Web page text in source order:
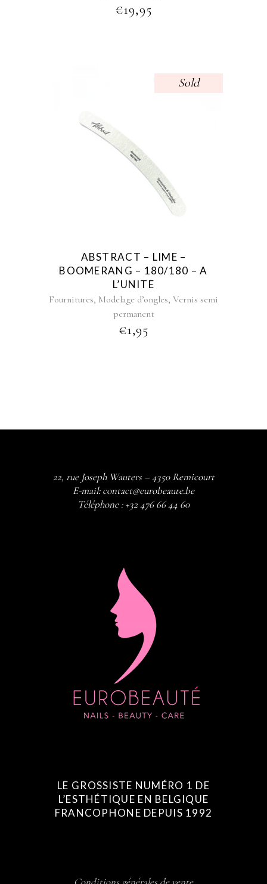
€19,95
Sold
ABSTRACT – LIME –
BOOMERANG – 180/180 – A
L’UNITE
Fournitures, Modelage d’ongles, Vernis semi
permanent
€1,95
22, rue Joseph Wauters – 4350 Remicourt
E-mail:contact@eurobeaute.be
Téléphone :+32 476 66 44 60
LE GROSSISTE NUMÉRO 1 DE
L’ESTHÉTIQUE EN BELGIQUE
FRANCOPHONE DEPUIS 1992